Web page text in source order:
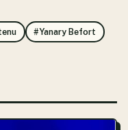
#Yanary Befort